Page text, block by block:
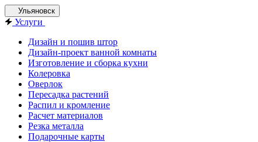
Ульяновск
Услуги
Дизайн и пошив штор
Дизайн-проект ванной комнаты
Изготовление и сборка кухни
Колеровка
Оверлок
Пересадка растений
Распил и кромление
Расчет материалов
Резка металла
Подарочные карты